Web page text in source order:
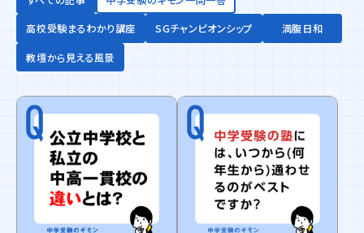
高校受験まるわかり講座
SGチャンピオンシップ
満腹日和
教壇から見える風景